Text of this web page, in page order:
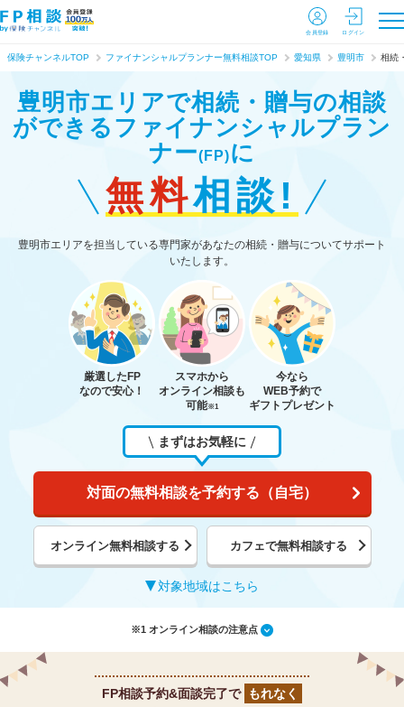
会員登録 ログイン
保険チャンネルTOP ファイナンシャルプランナー無料相談TOP 愛知県 豊明市 相続
豊明市エリアで相続・贈与の相談
ができる ファイナンシャルプラン
ナー(FP)に
無料相談!
豊明市エリアを担当している専門家があなたの相続・贈与についてサポート
いたします。
厳選したFP
なので安心！
スマホから
オンライン相談も
可能※1
今なら
WEB予約で
ギフトプレゼント
まずはお気軽に
対面の無料相談を予約する（自宅）
オンライン無料相談する カフェで無料相談する
対象地域はこちら
※1 オンライン相談の注意点
FP相談予約&面談完了で もれなく